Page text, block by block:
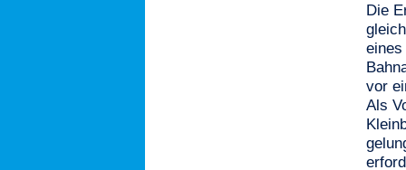
Die
vor
Als